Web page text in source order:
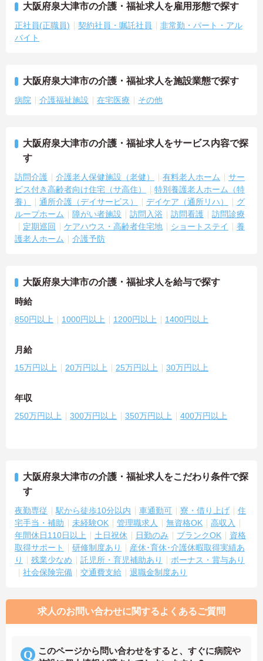
大阪府泉大津市の介護・福祉求人を雇用形態で探す
正社員(正職員) 契約社員・嘱託社員
非常勤・パート・アル
バイト
大阪府泉大津市の介護・福祉求人を施設業態で探す
病院 介護福祉施設 在宅医療 その他
大阪府泉大津市の介護・福祉求人をサービス内容で探
す
訪問介護 介護老人保健施設（老健） 有料老人ホーム
サー
ビス付き高齢者向け住宅（サ高住）
特別養護老人ホーム（特
養）
通所介護（デイサービス） デイケア（通所リハ）
グ
ループホーム
障がい者施設 訪問入浴 訪問看護
訪問診療
定期巡回
ケアハウス・高齢者住宅地 ショートステイ
養
護老人ホーム
介護予防
大阪府泉大津市の介護・福祉求人を給与で探す
時給
850円以上 1000円以上 1200円以上 1400円以上
月給
15万円以上 20万円以上 25万円以上 30万円以上
年収
250万円以上 300万円以上 350万円以上 400万円以上
大阪府泉大津市の介護・福祉求人をこだわり条件で探
す
夜勤専従 駅から徒歩10分以内 車通勤可 寮・借り上げ
住
宅手当・補助
未経験OK 管理職求人 無資格OK
高収入
年間休日110日以上
土日祝休 日勤のみ ブランクOK
資格
取得サポート
研修制度あり
産休･育休･介護休暇取得実績あ
り
残業少なめ 託児所・育児補助あり
ボーナス・賞与あり
社会保険完備
交通費支給 退職金制度あり
求人のお問い合わせに関するよくあるご質問
このページから問い合わせをすると、すぐに病院や